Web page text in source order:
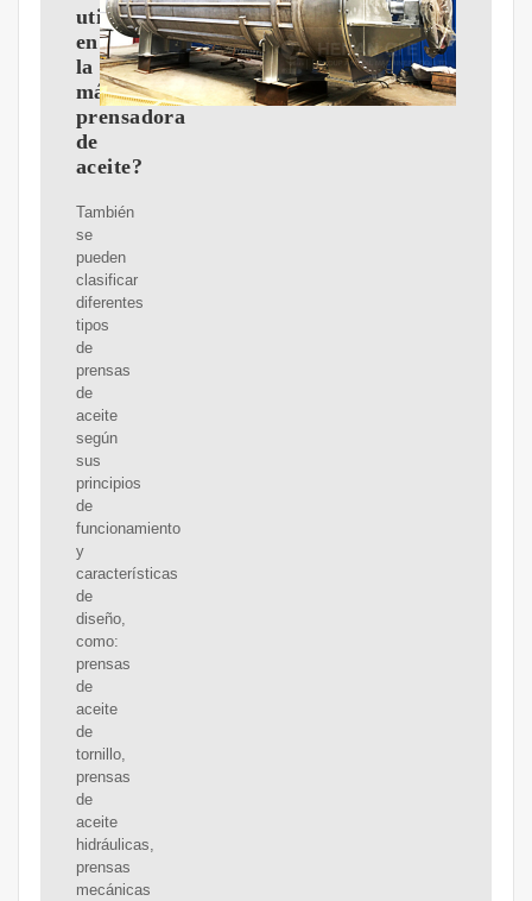
utiliza
en
la
máquina
prensadora
de
aceite?
También
se
pueden
clasificar
diferentes
tipos
de
prensas
de
aceite
según
sus
principios
de
funcionamiento
y
características
de
diseño,
como:
prensas
de
aceite
de
tornillo,
prensas
de
aceite
hidráulicas,
prensas
mecánicas